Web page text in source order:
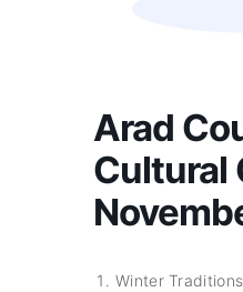
Arad
Cultural
Winter